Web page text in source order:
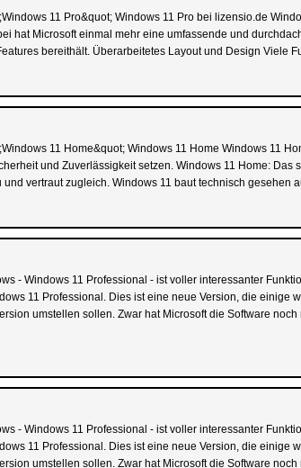
11 Pro&quot; Windows 11 Pro bei lizensio.de
hat Microsoft einmal mehr eine umfassende und
bereithält. Überarbeitetes Layout und Design Viele
11 Home&quot; Windows 11 Home Windows 11
und Zuverlässigkeit setzen. Windows 11 Home:
vertraut zugleich. Windows 11 baut technisch gesehen
- Windows 11 Professional - ist voller interessanter
11 Professional. Dies ist eine neue Version, die
umstellen sollen. Zwar hat Microsoft die Software
- Windows 11 Professional - ist voller interessanter
11 Professional. Dies ist eine neue Version, die
umstellen sollen. Zwar hat Microsoft die Software